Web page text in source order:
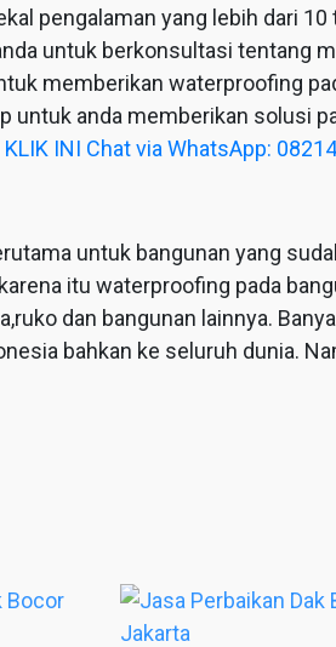
pengalaman yang lebih dari 10
untuk berkonsultasi tentang
memberikan waterproofing
untuk anda memberikan solusi
KLIK INI Chat via WhatsApp:
untuk bangunan yang
itu waterproofing pada
dan bangunan lainnya.
bahkan ke seluruh dunia.